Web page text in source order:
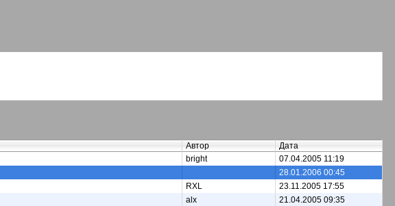
Автор
Дата
bright
07.04.2005 11:19
28.01.2006 00:45
RXL
23.11.2005 17:55
alx
21.04.2005 09:35